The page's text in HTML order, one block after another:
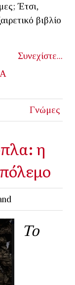
Έτσι,
βιβλίο
Συνεχίστε...
Γνώμες
η
Το